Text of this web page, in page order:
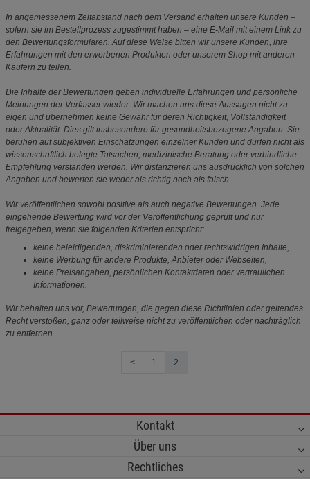
In angemessenem Zeitabstand nach dem Versand erhalten unsere Kunden –
sofern sie im Bestellprozess zugestimmt haben – eine E-Mail mit einem Link zu
den Bewertungsformularen. Auf diese Weise bitten wir unsere Kunden, ihre
Erfahrungen mit den erworbenen Produkten oder unserem Shop mit anderen
Käufern zu teilen.
Die Inhalte der Bewertungen geben individuelle Erfahrungen und persönliche
Meinungen der Verfasser wieder. Wir machen uns diese Aussagen nicht zu
eigen und übernehmen keine Gewähr für deren Richtigkeit, Vollständigkeit
oder Aktualität. Dies gilt insbesondere für gesundheitsbezogene Angaben: Sie
beruhen auf subjektiven Einschätzungen einzelner Kunden und dürfen nicht als
wissenschaftlich belegte Tatsachen, medizinische Beratung oder verbindliche
Empfehlung verstanden werden. Wir distanzieren uns ausdrücklich von solchen
Angaben und bewerten sie weder als richtig noch als falsch.
Wir veröffentlichen sowohl positive als auch negative Bewertungen. Jede
eingehende Bewertung wird vor der Veröffentlichung geprüft und nur
freigegeben, wenn sie folgenden Kriterien entspricht:
keine beleidigenden, diskriminierenden oder rechtswidrigen Inhalte,
keine Werbung für andere Produkte, Anbieter oder Webseiten,
keine Preisangaben, persönlichen Kontaktdaten oder vertraulichen
Informationen.
Wir behalten uns vor, Bewertungen, die gegen diese Richtlinien oder geltendes
Recht verstoßen, ganz oder teilweise nicht zu veröffentlichen oder nachträglich
zu entfernen.
< 1 2
Kontakt
Über uns
Rechtliches